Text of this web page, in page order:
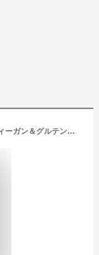
お買い物マラソン期間限定クーポン配布中☆ヴィーガン＆グルテンフリー ウェルネスタブレットクッキー【ブラックココア・コーヒー・チャイ】 ヴィーガン グルテンフリー お試し 食べ比べ DAUGHTER BOUTIQUEスイーツ プチギフト 贈り物